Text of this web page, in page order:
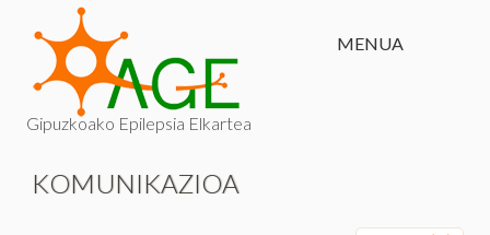
MENUA
Gipuzkoako Epilepsia Elkartea
KOMUNIKAZIOA